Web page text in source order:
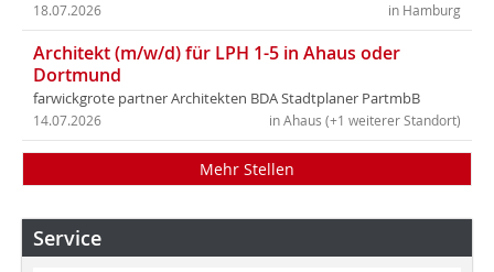
in Hamburg
18.07.2026
Architekt (m/w/d) für LPH 1-5 in Ahaus oder
Dortmund
farwickgrote partner Architekten BDA Stadtplaner PartmbB
in Ahaus (+1 weiterer Standort)
14.07.2026
Mehr Stellen
Service